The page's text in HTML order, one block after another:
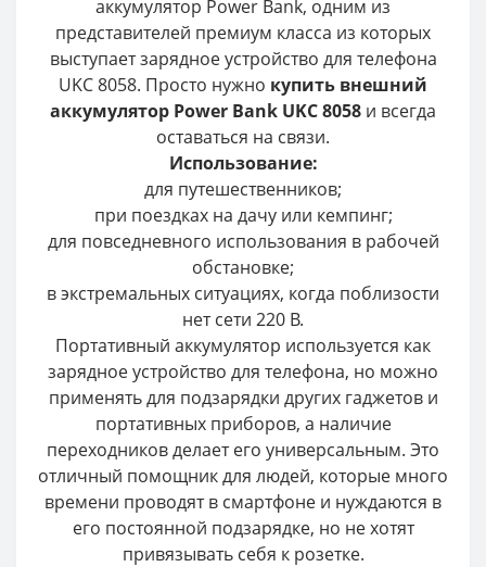
аккумулятор Power Bank, одним из
представителей премиум класса из которых
выступает зарядное устройство для телефона
UKC 8058. Просто нужно купить внешний
аккумулятор Power Bank UKC 8058 и всегда
оставаться на связи.
Использование:
для путешественников;
при поездках на дачу или кемпинг;
для повседневного использования в рабочей
обстановке;
в экстремальных ситуациях, когда поблизости
нет сети 220 В.
Портативный аккумулятор используется как
зарядное устройство для телефона, но можно
применять для подзарядки других гаджетов и
портативных приборов, а наличие
переходников делает его универсальным. Это
отличный помощник для людей, которые много
времени проводят в смартфоне и нуждаются в
его постоянной подзарядке, но не хотят
привязывать себя к розетке.